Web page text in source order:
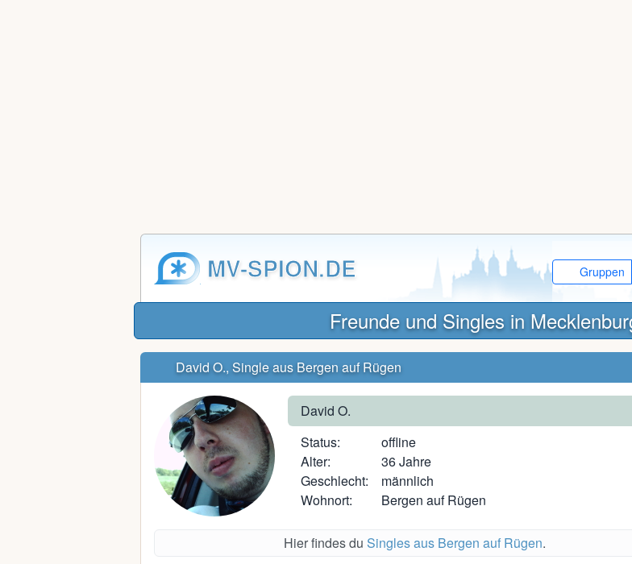
MV-SPION.DE Gruppen
Freunde und Singles in
David O., Single aus Bergen auf Rügen
David O.
Status:
offline
Alter:
36 Jahre
Geschlecht:
männlich
Wohnort:
Bergen auf Rügen
Hier findes du Singles aus Bergen auf Rügen.